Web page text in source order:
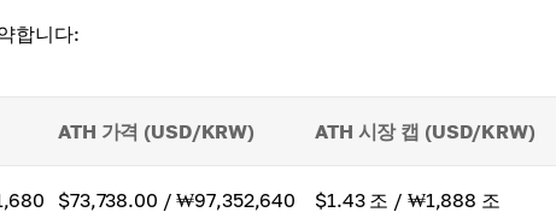
합니다:
ATH 가격 (USD/KRW) ATH 시장 캡 (USD/KRW)
$73,738.00 / ₩97,352,640 $1.43 조 / ₩1,888 조